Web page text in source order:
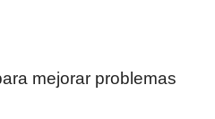
mejorar problemas